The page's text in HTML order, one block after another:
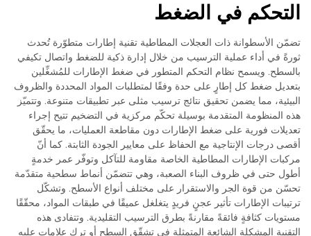
التحكم في الضغط
تضمّن الأسطوانة ذات العجلات المطاطية تقنية إطارات متطوّرة تُحدث
ثورةً في أداء عملية الترسيب من خلال إدارة ذكية للضغط واتصال تكيفي
بالسطح. ويسمح نظام التحكم المتطور في ضغط الإطارات للمُشغِّلين
بتعديل ضغط كل إطارٍ على حدة وفقًا لمتطلبات المواد المحددة والظروف
البيئية، مما يضمن تحقيق نتائج ترسيب مثلى عبر تطبيقات متنوعة. وتتميّز
هذه المنظومة المتقدمة بوسيلة تحكّم مركزية في التضخيم تتيح إجراء
تعديلات فورية على ضغط الإطارات دون مقاطعة العمليات، ما يحقّق
أقصى درجات الإنتاجية مع الحفاظ على معايير الجودة الثابتة. كما أنّ
مركبات الإطارات المطاطية الخاصة مقاومة للتآكل وتوفّر عمر خدمةٍ
أطول حتى في ظروف البناء الصعبة، وهي تتضمّن أنماط سطحية متقدّمة
تحسّن من قوة الجر والاستقرار على مختلف أنواع الأسطح. وتشكّل
ترتيبات الإطارات تأثير عجنٍ فريدٍ يتغلغل عميقًا في طبقات المواد، محقّقًا
مستويات كثافةٍ فائقةً مقارنةً بطرق الترسيب التقليدية. وتتفادى هذه
التقنية المشكلة الشائعة المتمثلة في تشقّق السطح أو ترك علامات عليه